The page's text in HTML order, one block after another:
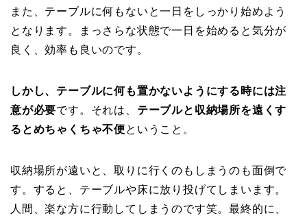
また、テーブルに何もないと一日をしっかり始めよう
となります。まっさらな状態で一日を始めると気分が
良く、効率も良いのです。
しかし、テーブルに何も置かないようにする時には注
意が必要です。それは、 テーブルと収納場所を遠くす
るとめちゃくちゃ不便ということ。
収納場所が遠いと、取りに行くのもしまうのも面倒で
す。すると、テーブルや床に放り投げてしまいます。
人間、楽な方に行動してしまうのです笑。最終的に、